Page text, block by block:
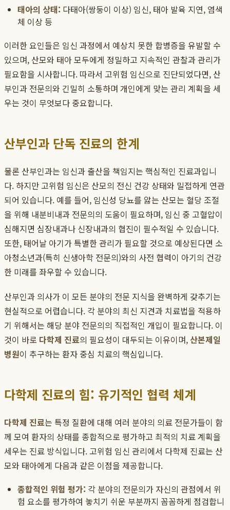
태아의 상태: 다태아(쌍둥이 이상) 임신, 태아 발육 지연, 염색
체 이상 등
이러한 요인들은 임신 과정에서 예상치 못한 합병증을 유발할 수
있으며, 산모와 태아 모두에게 정밀하고 지속적인 관찰과 관리가
필요함을 시사합니다. 따라서 고위험 임신으로 진단되었다면, 산
부인과 전문의와 긴밀히 소통하며 개인에게 맞는 관리 계획을 세
우는 것이 무엇보다 중요합니다.
산부인과 단독 진료의 한계
물론 산부인과는 임신과 출산을 책임지는 핵심적인 진료과입니
다. 하지만 고위험 임신은 산모의 전신 건강 상태와 밀접하게 연관
되어 있습니다. 예를 들어, 임신성 당뇨를 앓는 산모는 혈당 조절
을 위해 내분비내과 전문의의 도움이 필요하며, 임신 중 고혈압이
심해지면 심장내과나 신장내과의 협진이 필수적일 수 있습니다.
또한, 태어날 아기가 특별한 관리가 필요할 것으로 예상된다면 소
아청소년과(특히 신생아학 전문의)와의 사전 협력이 아기의 건강
한 미래를 좌우할 수 있습니다.
산부인과 의사가 이 모든 분야의 전문 지식을 완벽하게 갖추기는
현실적으로 어렵습니다. 각 분야의 최신 지견과 치료법을 적용하
기 위해서는 해당 분야 전문의의 직접적인 개입이 필요합니다. 이
것이 바로 다학제 진료의 필요성이 대두되는 이유이며, 산본제일
병원이 추구하는 환자 중심 치료의 핵심입니다.
다학제 진료의 힘: 유기적인 협력 체계
다학제 진료는 특정 질환에 대해 여러 분야의 의료 전문가들이 함
께 모여 환자의 상태를 종합적으로 평가하고 최적의 치료 계획을
세우는 진료 방식입니다. 고위험 임신 관리에서 다학제 진료는 산
모와 태아에게 다음과 같은 이점을 제공합니다.
종합적인 위험 평가: 각 분야의 전문의가 자신의 관점에서 위
험 요소를 평가하여 놓치기 쉬운 부분까지 꼼꼼하게 점검합니